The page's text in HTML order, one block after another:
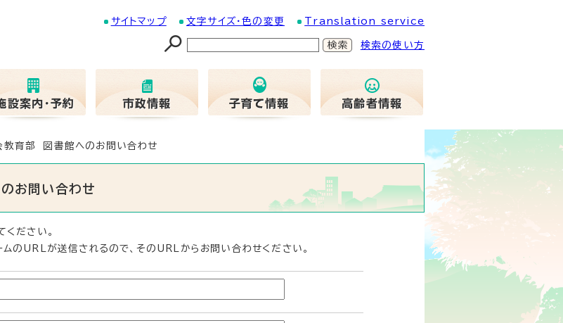
サイトマップ 文字サイズ・色の変更 Translation service
検索の使い方
育部 図書館へのお問い合わせ
お問い合わせ
ください。
ムのURLが送信されるので、そのURLからお問い合わせください。